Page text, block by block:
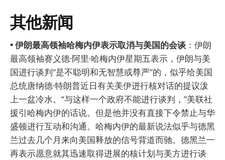
其他新闻
• 伊朗最高领袖哈梅内伊表示取消与美国的会谈 ：伊朗
最高领袖赛义德·阿里·哈梅内伊星期五表示，伊朗与美
国进行谈判“是不聪明和无智慧或尊严”的，似乎给美国
总统唐纳德·特朗普近日有关美伊进行核对话的提议泼
上一盆冷水。“与这样一个政府不能进行谈判，”美联社
援引哈梅内伊的话说。但是他并没有直接下令禁止与华
盛顿进行互动和沟通。哈梅内伊的最新说法似乎与德黑
兰过去几个月来向美国释放的信号背道而驰。德黑兰一
再表示愿意就其迅速取得进展的核计划与美方进行谈